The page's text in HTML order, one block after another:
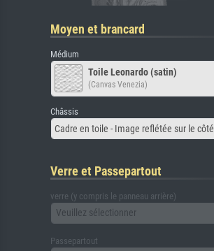
Moyen et brancard
Médium
Toile Leonardo (satin)
(Canvas Venezia)
Châssis
Cadre en toile - Image reflétée sur le côté
Verre et Passepartout
verre (y compris le panneau arrière)
Veuillez sélectionner
Passepartout